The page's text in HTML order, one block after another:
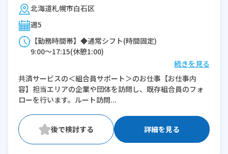
北海道札幌市白石区
週5
【勤務時間帯】◆通常シフト(時間固定)
9:00〜17:15(休憩1:00)
※残業：2時間程度/月
続きを見る
共済サービスの＜組合員サポート＞のお仕事【お仕事内
容】担当エリアの企業や団体を訪問し、既存組合員のフォ
ローを行います。ルート訪問...
詳細を見る